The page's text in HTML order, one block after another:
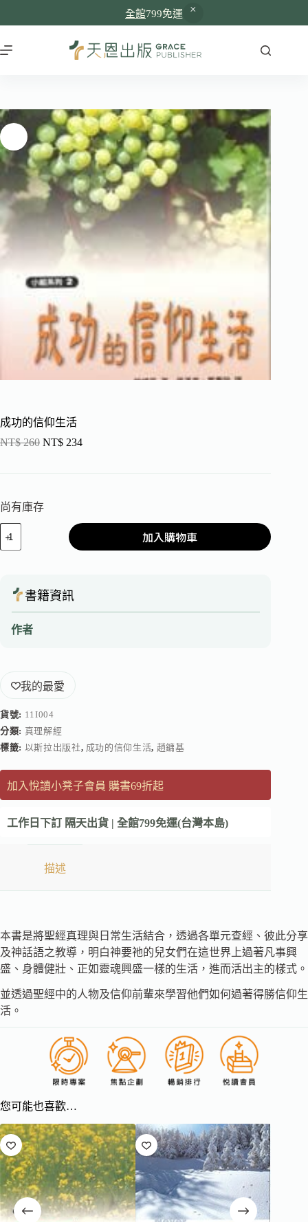
全館799免運
成功的信仰生活
NT$260 NT$ 234
尚有庫存
加入購物車
書籍資訊
作者
我的最愛
貨號: 11I004
分類: 真理解經
標籤: 以斯拉出版社, 成功的信仰生活, 趙鏞基
加入悅讀小凳子會員 購書69折起
工作日下訂 隔天出貨 | 全館799免運(台灣本島)
描述
本書是將聖經真理與日常生活結合，透過各單元查經、彼此分享
及神話語之教導，明白神要祂的兒女們在這世界上過著凡事興
盛、身體健壯、正如靈魂興盛一樣的生活，進而活出主的樣式。
並透過聖經中的人物及信仰前輩來學習他們如何過著得勝信仰生
活。
您可能也喜歡…